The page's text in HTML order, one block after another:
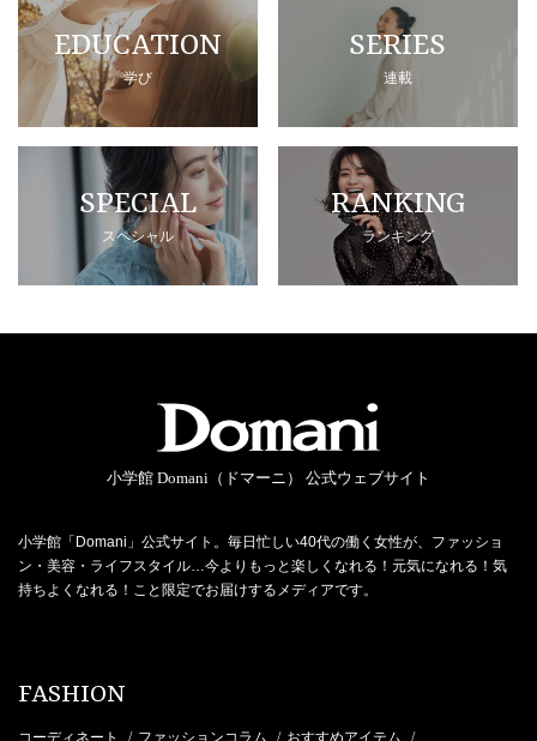
EDUCATION
学び
SERIES
連載
SPECIAL
スペシャル
RANKING
ランキング
小学館 Domani（ドマーニ） 公式ウェブサイト
小学館「Domani」公式サイト。毎日忙しい40代の働く女性が、ファッショ
ン・美容・ライフスタイル…今よりもっと楽しくなれる！元気になれる！気
持ちよくなれる！こと限定でお届けするメディアです。
FASHION
コーディネート ファッションコラム おすすめアイテム